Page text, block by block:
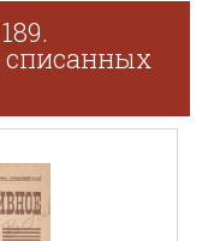
списанных